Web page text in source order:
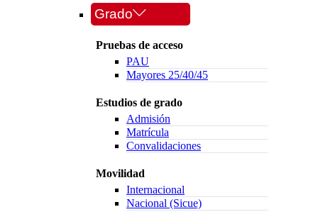
Grado
Pruebas de acceso
PAU
Mayores 25/40/45
Estudios de grado
Admisión
Matrícula
Convalidaciones
Movilidad
Internacional
Nacional (Sicue)